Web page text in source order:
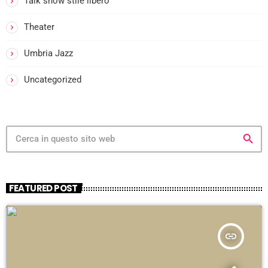
Theater
Umbria Jazz
Uncategorized
search
FEATURED POST
insert_link